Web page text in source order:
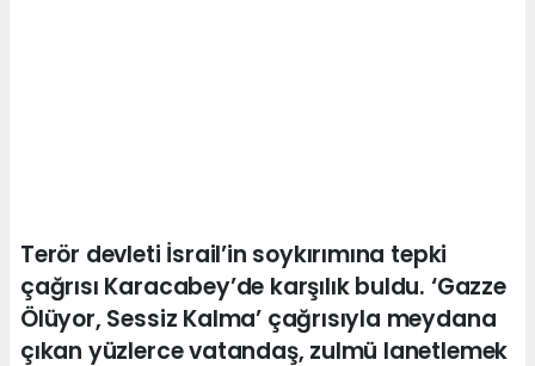
Terör devleti İsrail’in soykırımına tepki
çağrısı Karacabey’de karşılık buldu. ‘Gazze
Ölüyor, Sessiz Kalma’ çağrısıyla meydana
çıkan yüzlerce vatandaş, zulmü lanetlemek